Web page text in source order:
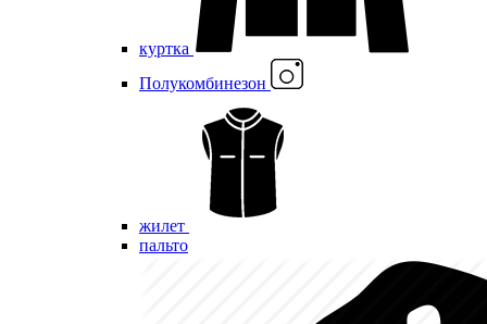
куртка
Полукомбинезон
жилет
пальто